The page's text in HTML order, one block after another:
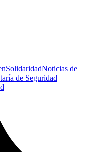
SolidaridadNoticias de
de Seguridad